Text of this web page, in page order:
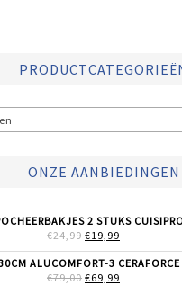
ONZE AANBIEDINGEN
2 STUKS
€24,99 OORSPRONKELIJKE
WAS:
€24,99.
€19,99
IS:
ALUCOMFORT-3 CERAFORCE
€79,00 OORSPRONKELIJKE
€69,99